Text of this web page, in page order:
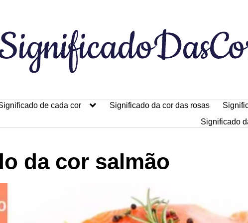
de cada cor Significado da cor das rosas
Significado
da cor salmão